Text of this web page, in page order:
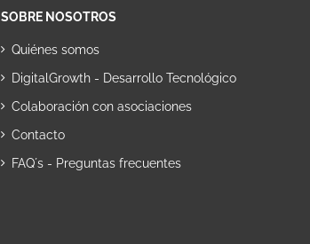
SOBRE NOSOTROS
Quiénes somos
DigitalGrowth - Desarrollo Tecnológico
Colaboración con asociaciones
Contacto
FAQ´s - Preguntas frecuentes